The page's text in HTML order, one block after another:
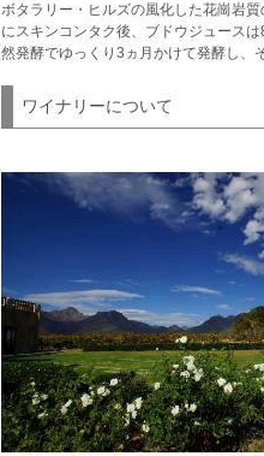
ボタラリー・ヒルズの風化した花崗岩
にスキンコンタク後、ブドウジュース
然発酵でゆっくり3ヵ月かけて発酵し、
ワイナリーについて